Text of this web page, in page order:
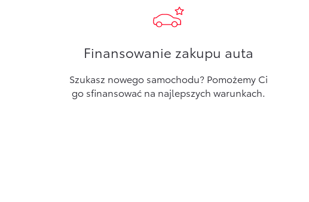
Finansowanie zakupu auta
Szukasz nowego samochodu? Pomożemy Ci
go sfinansować na najlepszych warunkach.